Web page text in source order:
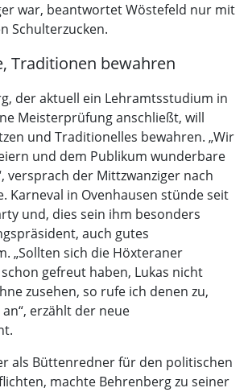
war, beantwortet Wöstefeld nur mit
Schulterzucken.
Traditionen bewahren
der aktuell ein Lehramtsstudium in
Meisterprüfung anschließt, will
und Traditionelles bewahren. „Wir
und dem Publikum wunderbare
versprach der Mittzwanziger nach
Karneval in Ovenhausen stünde seit
und, dies sein ihm besonders
auch gutes
„Sollten sich die Höxteraner
gefreut haben, Lukas nicht
zusehen, so rufe ich denen zu,
erzählt der neue
als Büttenredner für den politischen
machte Behrenberg zu seiner